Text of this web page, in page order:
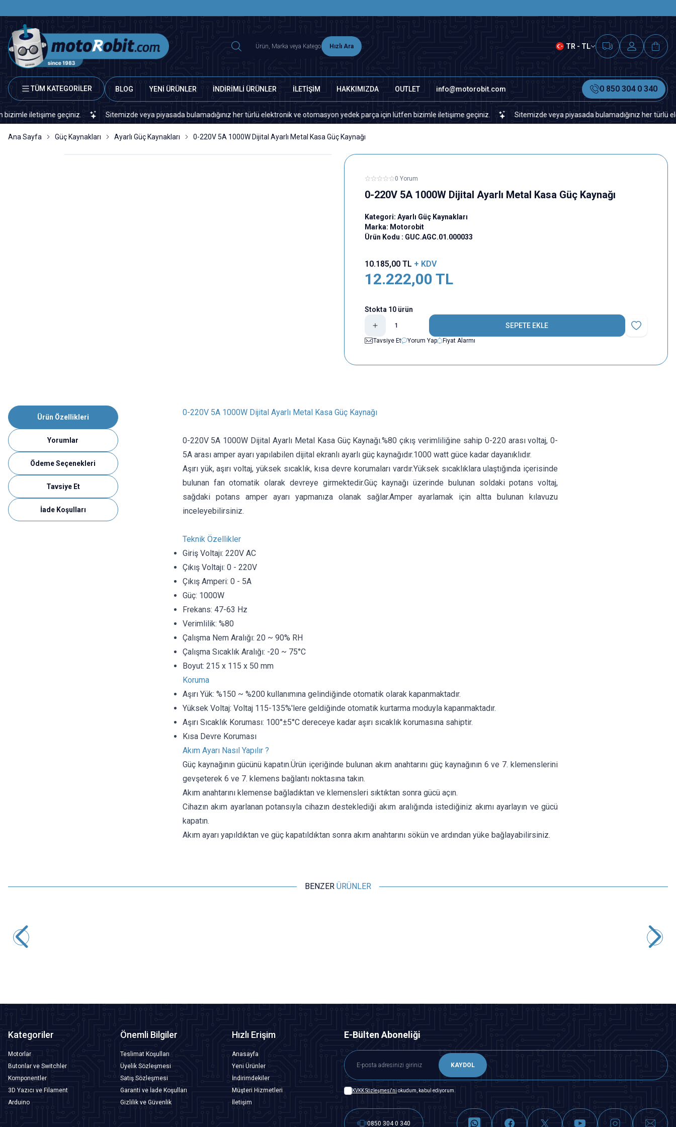
Hızlı Ara TR - TL
TÜM KATEGORİLER BLOG YENİ ÜRÜNLER İNDİRİMLİ ÜRÜNLER İLETİŞİM HAKKIMIZDA OUTLET info@motorobit.com 0 850 304 0 340
geçiniz. Sitemizde veya piyasada bulamadığınız her türlü elektronik ve otomasyon yedek parça için lütfen bizimle iletişime geçiniz. Sitemizde veya piyasada bulamadığınız her türlü
Ana Sayfa Güç Kaynakları Ayarlı Güç Kaynakları 0-220V 5A 1000W Dijital Ayarlı Metal Kasa Güç Kaynağı
0 Yorum
0-220V 5A 1000W Dijital Ayarlı Metal Kasa Güç Kaynağı
Kategori: Ayarlı Güç Kaynakları
Marka: Motorobit
Ürün Kodu : GUC.AGC.01.000033
10.185,00TL + KDV
12.222,00 TL
Stokta 10 ürün
SEPETE EKLE
Favoriye Ekle
Tavsiye Et
Yorum Yap Fiyat Alarmı
Ürün Özellikleri
Yorumlar
Ödeme Seçenekleri
Tavsiye Et
İade Koşulları
0-220V 5A 1000W Dijital Ayarlı Metal Kasa Güç Kaynağı
0-220V 5A 1000W Dijital Ayarlı Metal Kasa Güç Kaynağı.%80 çıkış verimliliğine sahip 0-220 arası voltaj, 0-
5A arası amper ayarı yapılabilen dijital ekranlı ayarlı güç kaynağıdır.1000 watt güce kadar dayanıklıdır.
Aşırı yük, aşırı voltaj, yüksek sıcaklık, kısa devre korumaları vardır.Yüksek sıcaklıklara ulaştığında içerisinde
bulunan fan otomatik olarak devreye girmektedir.Güç kaynağı üzerinde bulunan soldaki potans voltaj,
sağdaki potans amper ayarı yapmanıza olanak sağlar.Amper ayarlamak için altta bulunan kılavuzu
inceleyebilirsiniz.
Teknik Özellikler
Giriş Voltajı: 220V AC
Çıkış Voltajı: 0 - 220V
Çıkış Amperi: 0 - 5A
Güç: 1000W
Frekans: 47-63 Hz
Verimlilik: %80
Çalışma Nem Aralığı: 20 ~ 90% RH
Çalışma Sıcaklık Aralığı: -20 ~ 75°C
Boyut: 215 x 115 x 50 mm
Koruma
Aşırı Yük: %150 ~ %200 kullanımına gelindiğinde otomatik olarak kapanmaktadır.
Yüksek Voltaj: Voltaj 115-135%'lere geldiğinde otomatik kurtarma moduyla kapanmaktadır.
Aşırı Sıcaklık Koruması: 100°±5°C dereceye kadar aşırı sıcaklık korumasına sahiptir.
Kısa Devre Koruması
Akım Ayarı Nasıl Yapılır ?
Güç kaynağının gücünü kapatın.Ürün içeriğinde bulunan akım anahtarını güç kaynağının 6 ve 7. klemenslerini
gevşeterek 6 ve 7. klemens bağlantı noktasına takın.
Akım anahtarını klemense bağladıktan ve klemensleri sıktıktan sonra gücü açın.
Cihazın akım ayarlanan potansıyla cihazın desteklediği akım aralığında istediğiniz akımı ayarlayın ve gücü
kapatın.
Akım ayarı yapıldıktan ve güç kapatıldıktan sonra akım anahtarını sökün ve ardından yüke bağlayabilirsiniz.
BENZER ÜRÜNLER
Kategoriler
Motorlar
Butonlar ve Switchler
Komponentler
3D Yazıcı ve Filament
Arduino
Önemli Bilgiler
Teslimat Koşulları
Üyelik Sözleşmesi
Satış Sözleşmesi
Garanti ve İade Koşulları
Gizlilik ve Güvenlik
Hızlı Erişim
Anasayfa
Yeni Ürünler
İndirimdekiler
Müşteri Hizmetleri
İletişim
E-Bülten Aboneliği
KAYDOL
KVKK Sözleşmesi'ni okudum, kabul ediyorum.
0850 304 0 340